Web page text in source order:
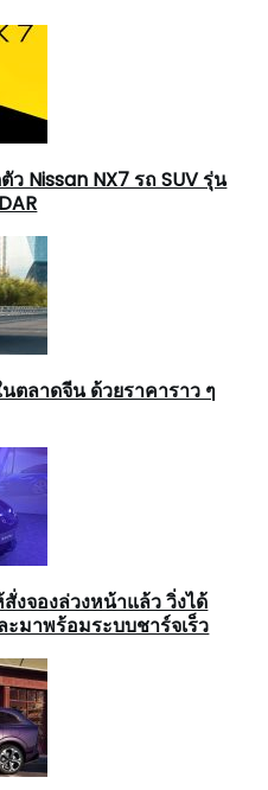
Nissan NX7 รถ SUV รุ่น
ตลาดจีน ด้วยราคาราว ๆ
สั่งจองล่วงหน้าแล้ว วิ่งได้
ะมาพร้อมระบบชาร์จเร็ว